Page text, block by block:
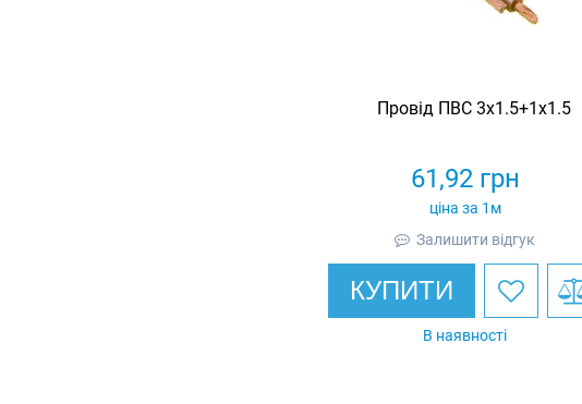
Провід ПВС 3х1.5+1х1.5
61,92грн
ціна за 1м
Залишити відгук
КУПИТИ
В наявності